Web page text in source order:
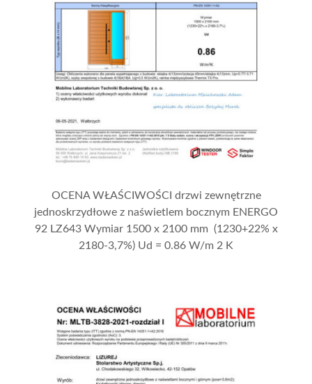
OCENA WŁAŚCIWOŚCI drzwi zewnętrzne
jednoskrzydłowe z naświetlem bocznym ENERGO
92 LZ643 Wymiar 1500 x 2100 mm (1230+22% x
2180-3,7%) Ud = 0.86 W/m 2 K